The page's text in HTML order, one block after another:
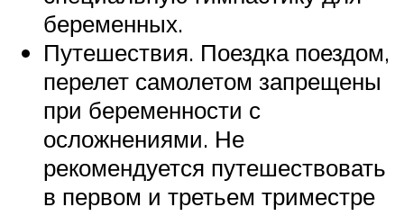
беременных.
Путешествия. Поездка поездом,
перелет самолетом запрещены
при беременности с
осложнениями. Не
рекомендуется путешествовать
в первом и третьем триместре